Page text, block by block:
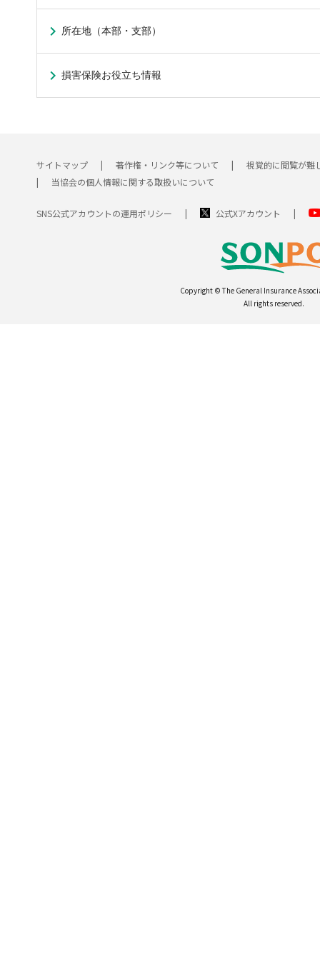
所在地（本部・支部）
損害保険お役立ち情報
サイトマップ 著作権・リンク等について
視覚的に閲覧が難
当協会の個人情報に関する取扱いについて
SNS公式アカウントの運用ポリシー 公式Xアカウント
Copyright © The General Insurance
All rights reserved.